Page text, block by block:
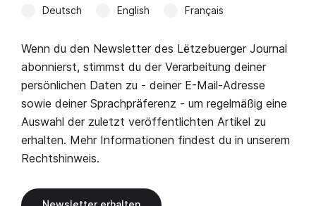
Deutsch English Français
Wenn du den Newsletter des Lëtzebuerger Journal
abonnierst, stimmst du der Verarbeitung deiner
persönlichen Daten zu - deiner E-Mail-Adresse
sowie deiner Sprachpräferenz - um regelmäßig eine
Auswahl der zuletzt veröffentlichten Artikel zu
erhalten. Mehr Informationen findest du in unserem
Rechtshinweis.